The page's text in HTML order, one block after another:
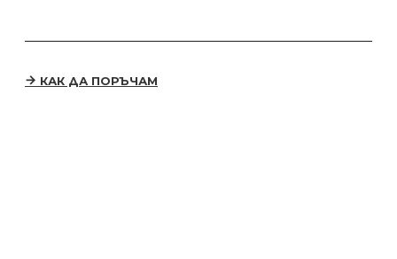
КАК ДА ПОРЪЧАМ